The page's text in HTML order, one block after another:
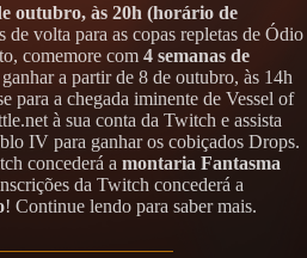
outubro, às 20h (horário de
de volta para as copas repletas de Ódio
comemore com 4 semanas de
a partir de 8 de outubro, às 14h
para a chegada iminente de Vessel of
à sua conta da Twitch e assista
IV para ganhar os cobiçados Drops.
concederá a montaria Fantasma
da Twitch concederá a
! Continue lendo para saber mais.